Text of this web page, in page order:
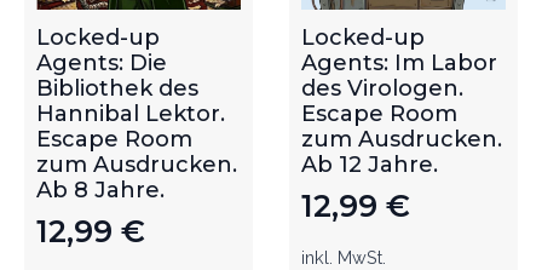
Locked-up
Agents: Die
Bibliothek des
Hannibal Lektor.
Escape Room
zum Ausdrucken.
Ab 8 Jahre.
12,99 €
Locked-up
Agents: Im Labor
des Virologen.
Escape Room
zum Ausdrucken.
Ab 12 Jahre.
12,99 €
inkl. MwSt.